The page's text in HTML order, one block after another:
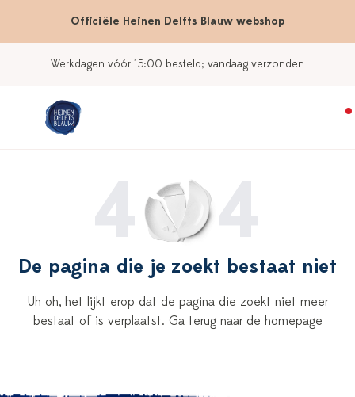
Officiële Heinen Delfts Blauw webshop
Werkdagen vóór 15:00 besteld; vandaag verzonden
De pagina die je zoekt bestaat niet
Uh oh, het lijkt erop dat de pagina die zoekt niet meer
bestaat of is verplaatst. Ga terug naar de homepage